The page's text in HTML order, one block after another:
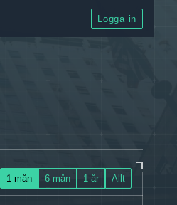
Logga in
1 mån 6 mån 1 år Allt